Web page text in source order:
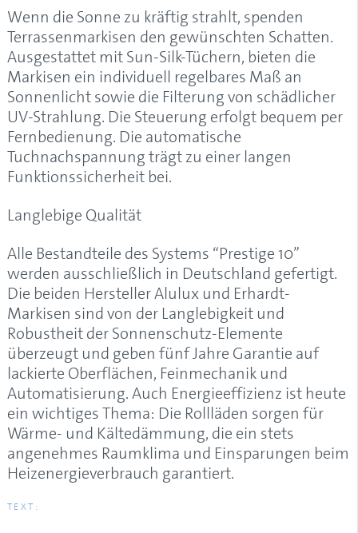
Wenn die Sonne zu kräftig strahlt, spenden
Terrassenmarkisen den gewünschten Schatten.
Ausgestattet mit Sun-Silk-Tüchern, bieten die
Markisen ein individuell regelbares Maß an
Sonnenlicht sowie die Filterung von schädlicher
UV-Strahlung. Die Steuerung erfolgt bequem per
Fernbedienung. Die automatische
Tuchnachspannung trägt zu einer langen
Funktionssicherheit bei.
Langlebige Qualität
Alle Bestandteile des Systems “Prestige 10”
werden ausschließlich in Deutschland gefertigt.
Die beiden Hersteller Alulux und Erhardt-
Markisen sind von der Langlebigkeit und
Robustheit der Sonnenschutz-Elemente
überzeugt und geben fünf Jahre Garantie auf
lackierte Oberflächen, Feinmechanik und
Automatisierung. Auch Energieeffizienz ist heute
ein wichtiges Thema: Die Rollläden sorgen für
Wärme- und Kältedämmung, die ein stets
angenehmes Raumklima und Einsparungen beim
Heizenergieverbrauch garantiert.
TEXT: